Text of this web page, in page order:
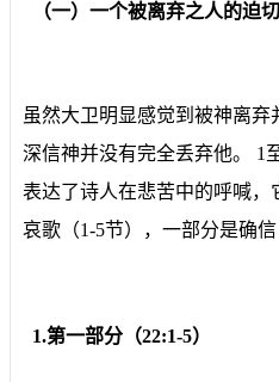
（一）一个被离弃之人的迫
虽然大卫明显感觉到被神离
深信神并没有完全丢弃他。 1
表达了诗人在悲苦中的呼喊
哀歌（1-5节），一部分是确信
1.第一部分（22:1-5）